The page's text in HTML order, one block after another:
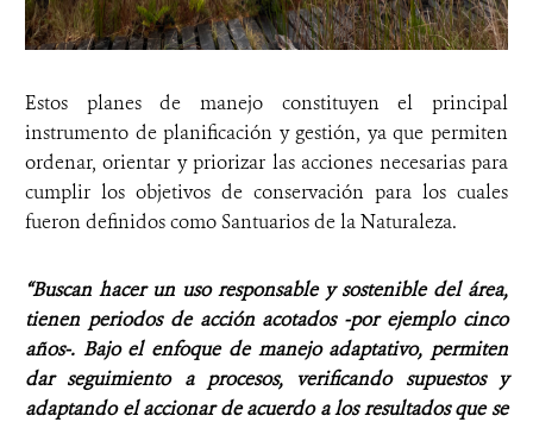
Estos planes de manejo constituyen el principal
instrumento de planificación y gestión, ya que permiten
ordenar, orientar y priorizar las acciones necesarias para
cumplir los objetivos de conservación para los cuales
fueron definidos como Santuarios de la Naturaleza.
“Buscan hacer un uso responsable y sostenible del área,
tienen periodos de acción acotados -por ejemplo cinco
años-. Bajo el enfoque de manejo adaptativo, permiten
dar seguimiento a procesos, verificando supuestos y
adaptando el accionar de acuerdo a los resultados que se